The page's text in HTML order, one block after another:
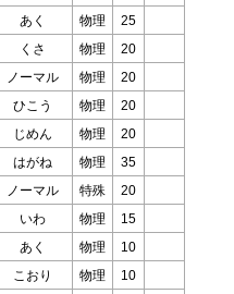
あく 物理 25
くさ 物理 20
ノーマル 物理 20
ひこう 物理 20
じめん 物理 20
はがね 物理 35
ノーマル 特殊 20
いわ 物理 15
あく 物理 10
こおり 物理 10